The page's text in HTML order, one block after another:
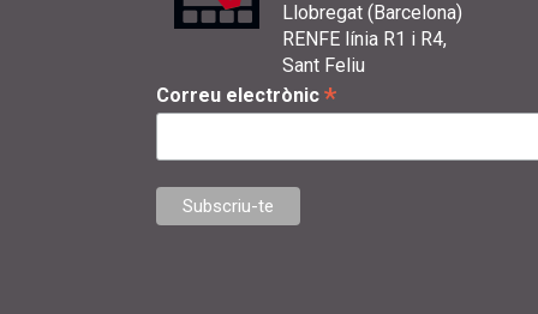
Llobregat (Barcelona)
RENFE línia R1 i R4,
Sant Feliu
Correu electrònic *